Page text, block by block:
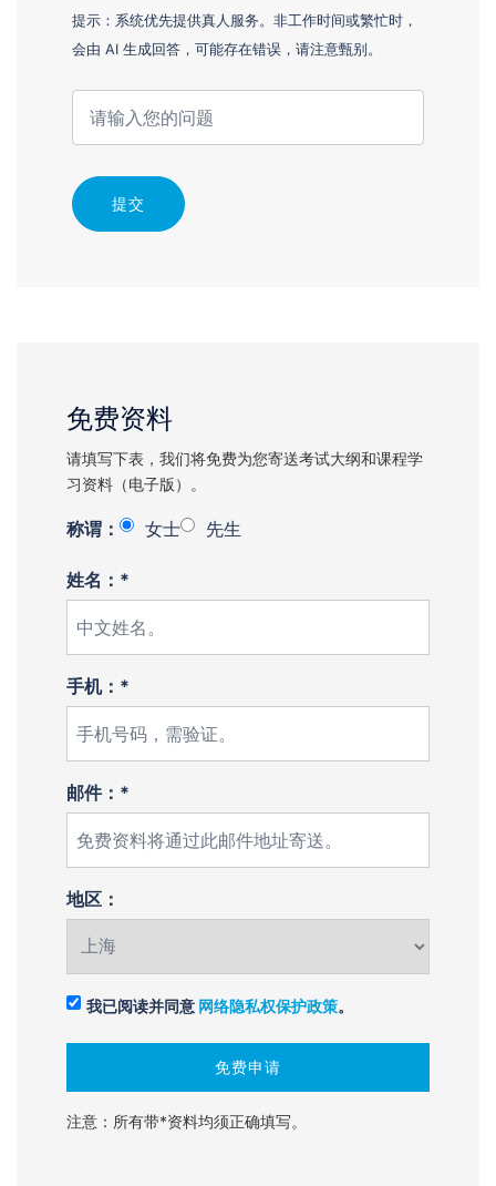
提示：系统优先提供真人服务。非工作时间或繁忙时，
会由 AI 生成回答，可能存在错误，请注意甄别。
提交
免费资料
请填写下表，我们将免费为您寄送考试大纲和课程学
习资料（电子版）。
称谓： 女士 先生
姓名：*
手机：*
邮件：*
地区：
我已阅读并同意 网络隐私权保护政策。
注意：所有带*资料均须正确填写。